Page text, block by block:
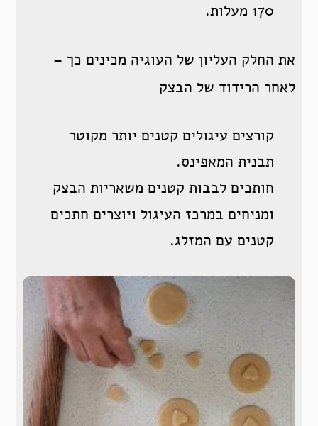
170 מעלות.
את החלק העליון של העוגיה מכינים כך –
לאחר הרידוד של הבצק
קורצים עיגולים קטנים יותר מקוטר
תבנית המאפינס.
חותכים לבבות קטנים משאריות הבצק
ומניחים במרכז העיגול ויוצרים חתכים
קטנים עם המזלג.